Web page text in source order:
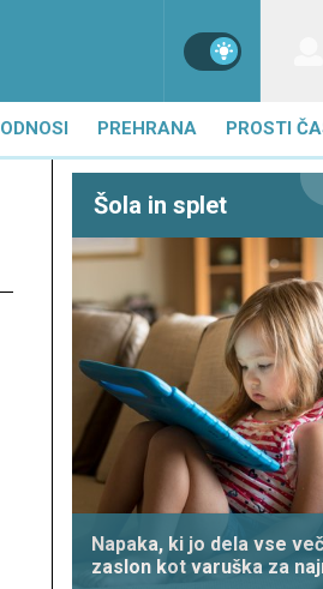
PREHRANA PROSTI
Šola in splet
Napaka, ki jo dela vse
zaslon kot varuška za